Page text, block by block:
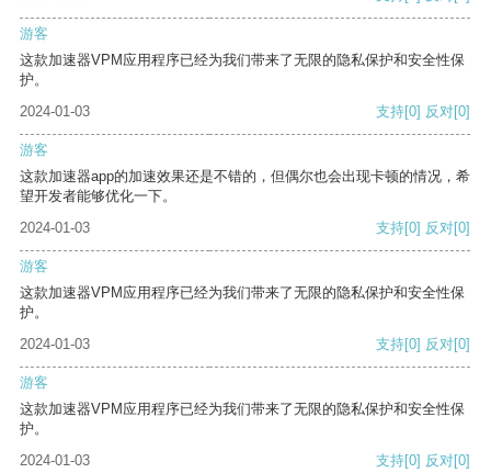
游客
这款加速器VPM应用程序已经为我们带来了无限的隐私保护和安全性保
护。
2024-01-03
支持[0] 反对[0]
游客
这款加速器app的加速效果还是不错的，但偶尔也会出现卡顿的情况，希
望开发者能够优化一下。
2024-01-03
支持[0] 反对[0]
游客
这款加速器VPM应用程序已经为我们带来了无限的隐私保护和安全性保
护。
2024-01-03
支持[0] 反对[0]
游客
这款加速器VPM应用程序已经为我们带来了无限的隐私保护和安全性保
护。
2024-01-03
支持[0] 反对[0]